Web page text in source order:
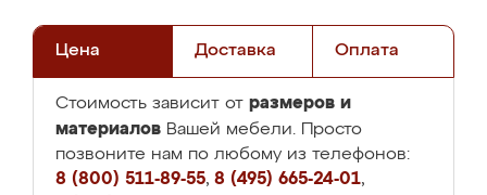
Цена Доставка Оплата
Стоимость зависит от размеров и
материалов Вашей мебели. Просто
позвоните нам по любому из телефонов:
8 (800) 511-89-55, 8 (495) 665-24-01,